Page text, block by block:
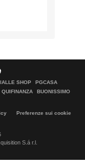
SHOP
PGCASA
QUIFINANZA
BUONISSIMO
Preferenze sui cookie
S.á r.l.